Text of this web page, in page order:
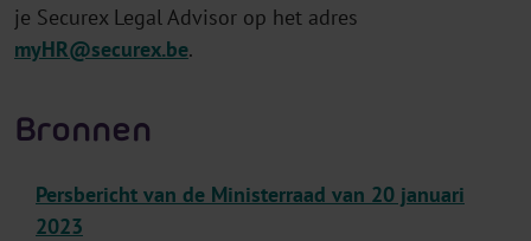
je Securex Legal Advisor op het adres
myHR@securex.be.
Bronnen
Persbericht van de Ministerraad van 20 januari
2023